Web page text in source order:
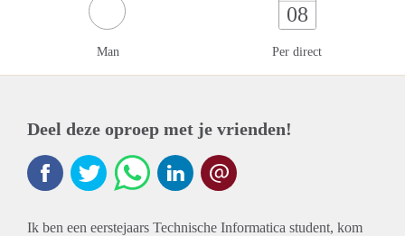
Man
08
Per direct
Deel deze oproep met je vrienden!
Ik ben een eerstejaars Technische Informatica student, kom